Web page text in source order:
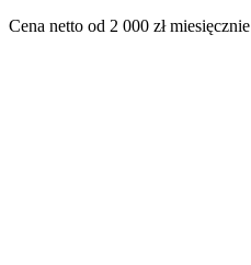
Cena netto od 2 000 zł miesięcznie